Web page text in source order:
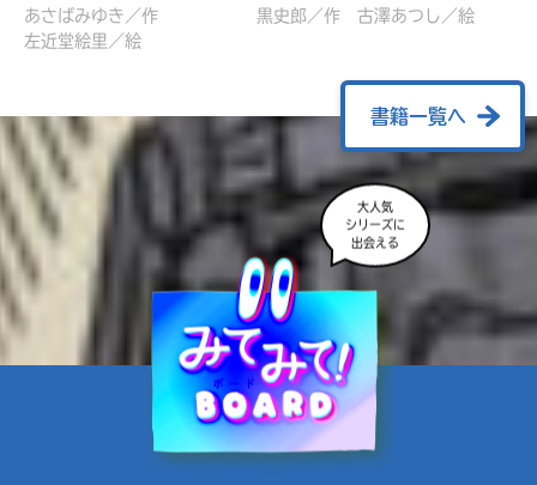
冒険記 エンチャント剣
VS暴走モブ
営委員会／協力
ターズ とつぜん、王様に
佐久間さのすけ／絵
あさばみゆき／作
左近堂絵里／絵
黒史郎／作 古澤あつし／絵
書籍一覧へ
大人気
シリーズに
出会える